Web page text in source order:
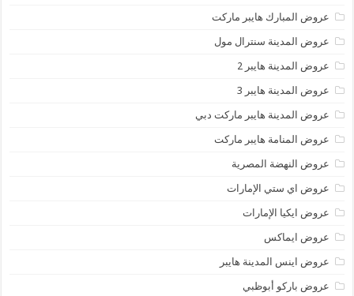
عروض المبارك هايبر ماركت
عروض المدينة سنترال مول
عروض المدينة هايبر 2
عروض المدينة هايبر 3
عروض المدينة هايبر ماركت دبي
عروض المنامة هايبر ماركت
عروض النهضة المصرية
عروض اي ستي الإمارات
عروض ايكيا الإمارات
عروض ايماكس
عروض اينس المدينة هايبر
عروض باركو أبوظبي